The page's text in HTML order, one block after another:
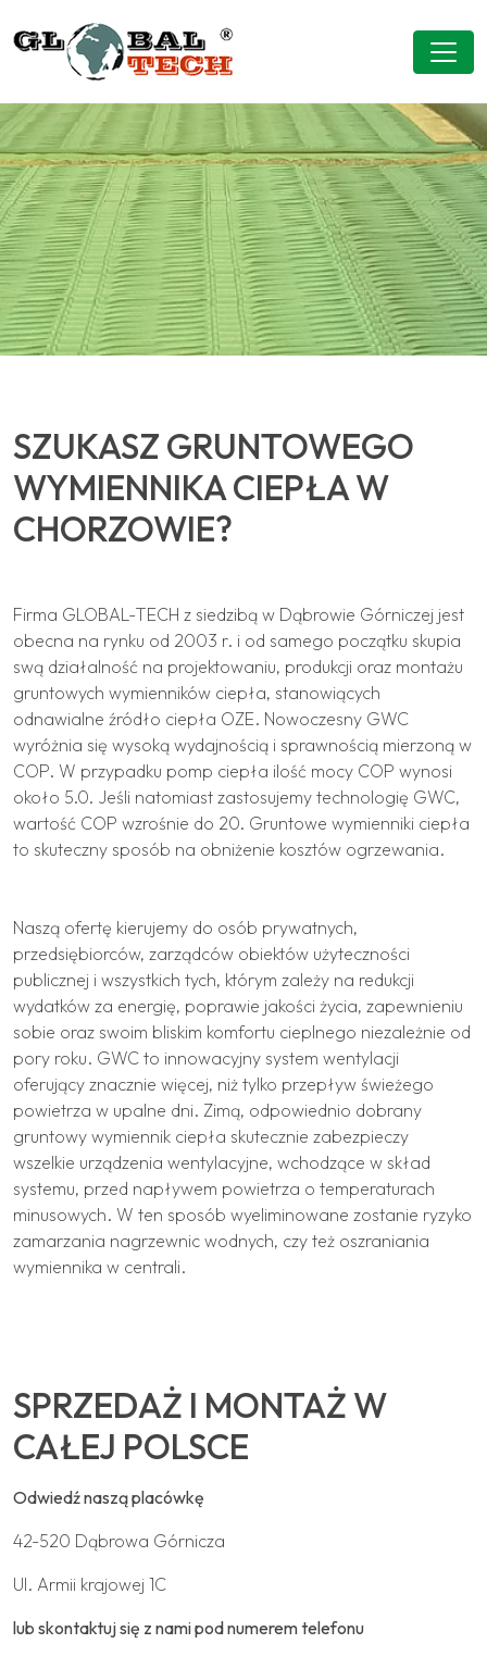
SZUKASZ GRUNTOWEGO
WYMIENNIKA CIEPŁA W
CHORZOWIE?
Firma GLOBAL-TECH z siedzibą w Dąbrowie Górniczej jest
obecna na rynku od 2003 r. i od samego początku skupia
swą działalność na projektowaniu, produkcji oraz montażu
gruntowych wymienników ciepła, stanowiących
odnawialne źródło ciepła OZE. Nowoczesny GWC
wyróżnia się wysoką wydajnością i sprawnością mierzoną w
COP. W przypadku pomp ciepła ilość mocy COP wynosi
około 5.0. Jeśli natomiast zastosujemy technologię GWC,
wartość COP wzrośnie do 20. Gruntowe wymienniki ciepła
to skuteczny sposób na obniżenie kosztów ogrzewania.
Naszą ofertę kierujemy do osób prywatnych,
przedsiębiorców, zarządców obiektów użyteczności
publicznej i wszystkich tych, którym zależy na redukcji
wydatków za energię, poprawie jakości życia, zapewnieniu
sobie oraz swoim bliskim komfortu cieplnego niezależnie od
pory roku. GWC to innowacyjny system wentylacji
oferujący znacznie więcej, niż tylko przepływ świeżego
powietrza w upalne dni. Zimą, odpowiednio dobrany
gruntowy wymiennik ciepła skutecznie zabezpieczy
wszelkie urządzenia wentylacyjne, wchodzące w skład
systemu, przed napływem powietrza o temperaturach
minusowych. W ten sposób wyeliminowane zostanie ryzyko
zamarzania nagrzewnic wodnych, czy też oszraniania
wymiennika w centrali.
SPRZEDAŻ I MONTAŻ W
CAŁEJ POLSCE
Odwiedź naszą placówkę
42-520 Dąbrowa Górnicza
Ul. Armii krajowej 1C
lub skontaktuj się z nami pod numerem telefonu